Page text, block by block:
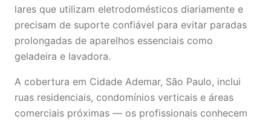
lares que utilizam eletrodomésticos diariamente e
precisam de suporte confiável para evitar paradas
prolongadas de aparelhos essenciais como
geladeira e lavadora.
A cobertura em Cidade Ademar, São Paulo, inclui
ruas residenciais, condomínios verticais e áreas
comerciais próximas — os profissionais conhecem